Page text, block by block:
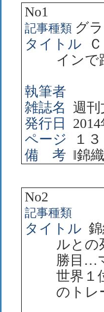
No1
記事種類 グ
タイトル
イン
執筆者
雑誌名
週刊
発行日
2014
ページ
１３
備 考 ‖錦
No2
記事種類
タイトル
ルとの
勝目…
世界
のトレ